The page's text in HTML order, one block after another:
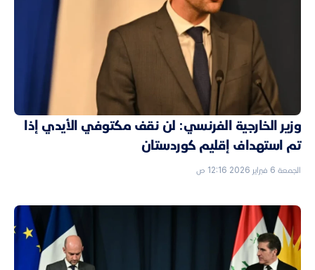
وزير الخارجية الفرنسي: لن نقف مكتوفي الأيدي إذا
تم استهداف إقليم كوردستان
الجمعة 6 فبراير 2026 12:16 ص